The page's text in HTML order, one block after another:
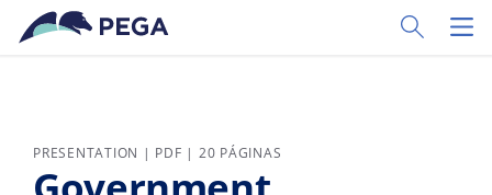
Pular para o conteúdo principal
Toggle
PRESENTATION | PDF | 20 PÁGINAS